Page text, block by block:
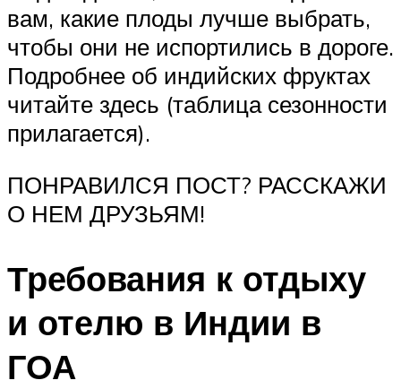
вам, какие плоды лучше выбрать,
чтобы они не испортились в дороге.
Подробнее об индийских фруктах
читайте здесь (таблица сезонности
прилагается).
ПОНРАВИЛСЯ ПОСТ? РАССКАЖИ
О НЕМ ДРУЗЬЯМ!
Требования к отдыху
и отелю в Индии в
ГОА